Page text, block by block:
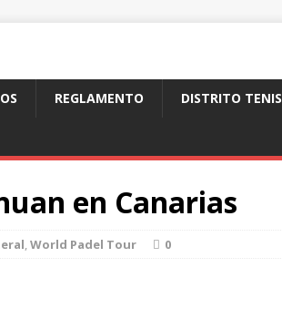
REGLAMENTO DISTRITO TENIS
en Canarias
,World Padel Tour 0